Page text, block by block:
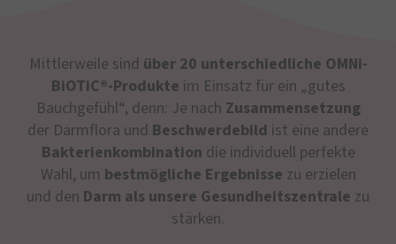
Mittlerweile sind über 20 unterschiedliche OMNi-
BiOTiC®-Produkte im Einsatz für ein „gutes
Bauchgefühl“, denn: Je nach Zusammensetzung
der Darmflora und Beschwerdebild ist eine andere
Bakterienkombination die individuell perfekte
Wahl, um bestmögliche Ergebnisse zu erzielen
und den Darm als unsere Gesundheitszentrale zu
stärken.